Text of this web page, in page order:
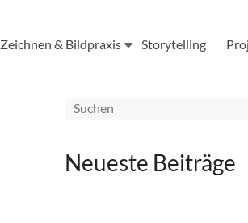
Zeichnen & Bildpraxis Storytelling
Neueste Beiträge